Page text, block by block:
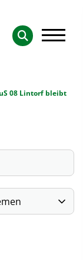
08 Lintorf bleibt